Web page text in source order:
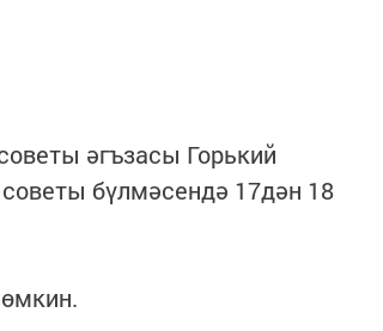
әгъзасы Горький
бүлмәсендә 17дән 18